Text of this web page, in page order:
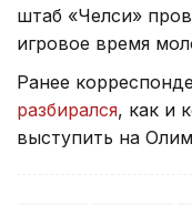
штаб «Челси»
игровое время
Ранее
разбирался, как и
выступить на